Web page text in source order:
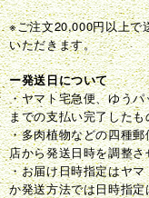
※ご注文20,000円以上で
いただきます。
ー発送日について
・ヤマト宅急便、ゆう
までの支払い完了した
・多肉植物などの四種
店から発送日時を調整
・お届け日時指定はヤ
か発送方法では日時指